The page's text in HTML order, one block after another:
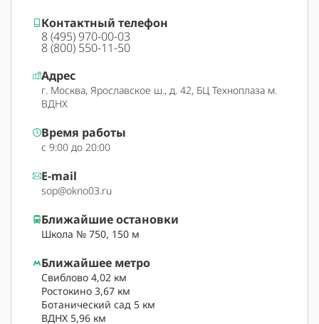
Контактный телефон
8 (495) 970-00-03
8 (800) 550-11-50
Адрес
г. Москва, Ярославское ш., д. 42, БЦ Техноплаза м.
ВДНХ
Время работы
с 9:00 до 20:00
E-mail
sop@okno03.ru
Ближайшее метро
Свиблово 4,02 км
Ростокино 3,67 км
Ботанический сад 5 км
ВДНХ 5,96 км
Ближайшие остановки
Школа № 750, 150 м